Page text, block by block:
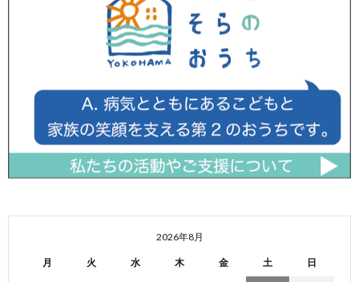
2026年8月
月 火 水 木 金 土 日